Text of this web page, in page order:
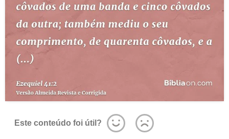
Este conteúdo foi útil?